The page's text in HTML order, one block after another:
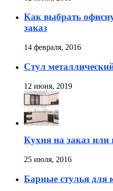
Как выбрать
заказ
14 февраля, 2016
Стул
12 июня, 2019
Кухня на заказ или
25 июля, 2016
Барные стулья для